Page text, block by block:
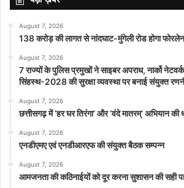
पहले बना चुका है अपने ही मौत का सर्टिफिकेट
गैंग के सरगना राजेश ने अगस्त 2020 में अपने आप को
अपनी एक नई पहचान बनाई। अशोक चौहान नाम से
पूछताछ की तो उसने बताया कि उसने यूट्यूब और अन्य
पर नोट प्रिंट करता था। पुराने कुछ स्टांप आते हैं उनमें
लगे तो आरोपी द्वारा बॉन्ड पेपर खरीदकर उन पर नोटों
August 7, 2026
138 करोड़ की लागत से नांदघाट-मुंगेली रोड होगा फोरलेन
August 7, 2026
7 राज्यों के पुलिस प्रमुखों ने साइबर अपराध, नार्को
सिंहस्थ-2028 की सुरक्षा व्यवस्था पर बनाई संयुक्त
August 7, 2026
छत्तीसगढ़ में ‘हर घर तिरंगा’ और ‘वंदे मातरम्’ अभियान की
August 7, 2026
एनडीएमए एवं एनडीआरएफ की संयुक्त बैठक सम्पन्न
August 7, 2026
आमजनता की कठिनाईयों को दूर करना सुशासन की सही